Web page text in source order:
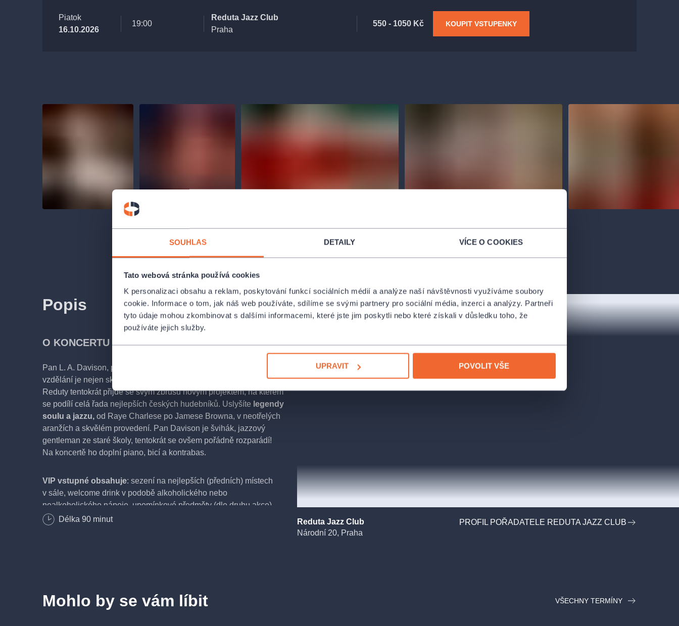
SOUHLAS DETAILY VÍCE O COOKIES
Tato webová stránka používá cookies
K personalizaci obsahu a reklam, poskytování funkcí sociálních médií a analýze naší návštěvnosti využíváme soubory
cookie. Informace o tom, jak náš web používáte, sdílíme se svými partnery pro sociální média, inzerci a analýzy. Partneři
tyto údaje mohou zkombinovat s dalšími informacemi, které jste jim poskytli nebo které získali v důsledku toho, že
používáte jejich služby.
UPRAVIT POVOLIT VŠE
Piatok
16.10.2026
19:00
Reduta Jazz Club
Praha
550 - 1050 Kč KOUPIT VSTUPENKY
Popis
O KONCERTU
Pan L. A. Davison, původem z Oklahomy, kde získal hudební
vzdělání je nejen skvělý
zpěvák, ale též omračující showman. Do
Reduty tentokrát přijde se svým zbrusu novým projektem, na kterém
se podílí celá řada nejlepších českých hudebníků. Uslyšíte legendy
soulu a jazzu, od Raye Charlese po Jamese Browna, v neotřelých
aranžích a skvělém provedení. Pan Davison je švihák, jazzový
gentleman ze staré školy, tentokrát se ovšem pořádně rozparádí!
Na koncertě ho doplní piano, bicí a kontrabas.
VIP vstupné obsahuje: sezení na nejlepších (předních) místech
v sále, welcome drink v podobě alkoholického nebo
nealkoholického nápoje, upomínkové předměty (dle druhu akce).
Přijměte pozvání do klubu, který je vyhledávanou kulturní památkou
Délka 90 minut
Reduta Jazz Club
Národní 20, Praha
PROFIL POŘADATELE REDUTA JAZZ CLUB
Mohlo by se vám líbit VŠECHNY TERMÍNY